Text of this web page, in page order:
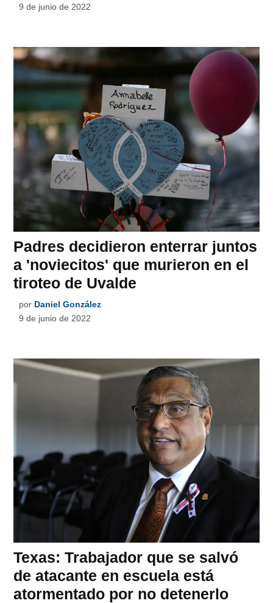
9 de junio de 2022
Padres decidieron enterrar juntos
a 'noviecitos' que murieron en el
tiroteo de Uvalde
por Daniel González
9 de junio de 2022
Texas: Trabajador que se salvó
de atacante en escuela está
atormentado por no detenerlo